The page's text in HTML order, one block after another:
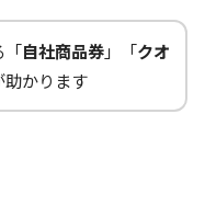
「自社商品券」「クオ
助かります